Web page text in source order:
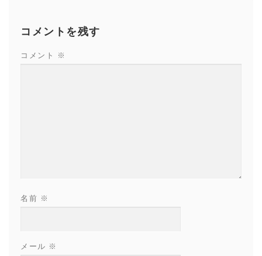
コメントを残す
コメント ※
名前 ※
メール ※